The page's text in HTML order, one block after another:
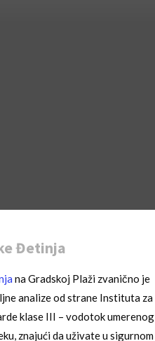
Đetinja
na Gradskoj Plaži zvanično je
analize od strane Instituta za
klase III – vodotok umerenog
znajući da uživate u sigurnom